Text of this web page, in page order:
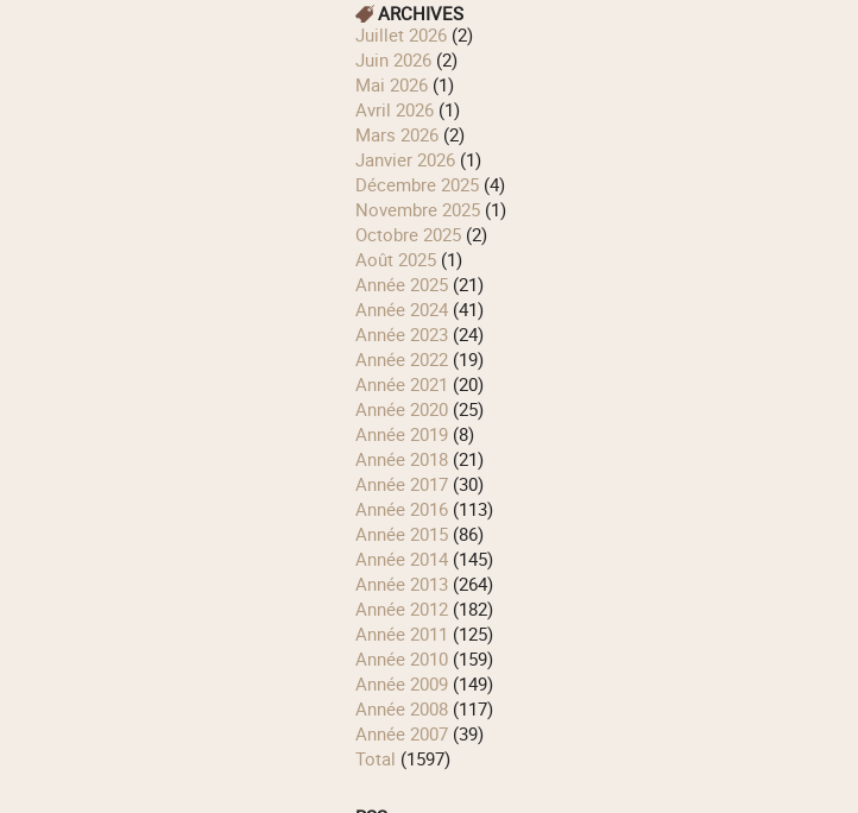
ARCHIVES
juillet 2026(2)
juin 2026(2)
mai 2026(1)
avril 2026(1)
mars 2026(2)
janvier 2026(1)
décembre 2025(4)
novembre 2025(1)
octobre 2025(2)
août 2025(1)
année 2025(21)
année 2024(41)
année 2023(24)
année 2022(19)
année 2021 (20)
année 2020(25)
année 2019(8)
année 2018(21)
année 2017(30)
année 2016(113)
année 2015(86)
année 2014(145)
année 2013(264)
année 2012(182)
année 2011 (125)
année 2010(159)
année 2009(149)
année 2008(117)
année 2007(39)
total (1597)